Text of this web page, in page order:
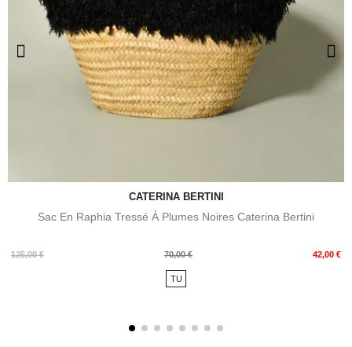
CATERINA BERTINI
Sac En Raphia Tressé À Plumes Noires Caterina Bertini
125,00 €
Prix
70,00 € 42,00 €
Prix
TU